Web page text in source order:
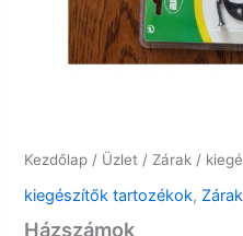
Kezdőlap / Üzlet / Zárak /
kiegészítők tartozékok, Zárak
Házszámok